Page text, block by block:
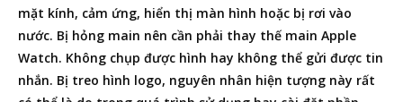
mặt kính, cảm ứng, hiển thị màn hình hoặc bị rơi vào
nước. Bị hỏng main nên cần phải thay thế main Apple
Watch. Không chụp được hình hay không thể gửi được tin
nhắn. Bị treo hình logo, nguyên nhân hiện tượng này rất